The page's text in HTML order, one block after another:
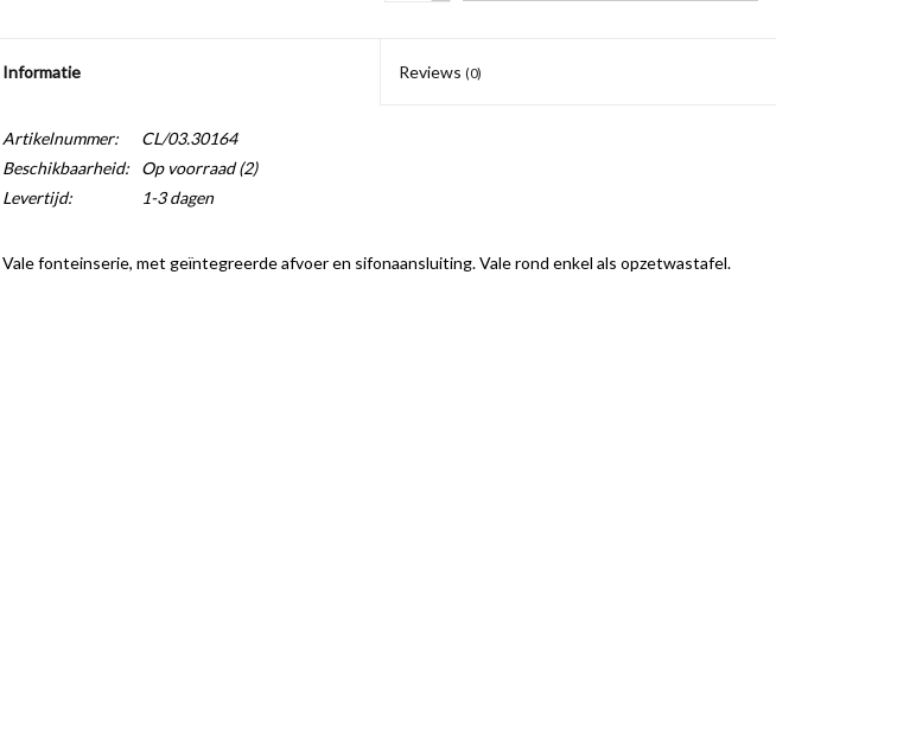
Informatie Reviews (0)
Artikelnummer:
CL/03.30164
Beschikbaarheid:
Op voorraad(2)
Levertijd:
1-3 dagen
Vale fonteinserie, met geïntegreerde afvoer en sifonaansluiting. Vale rond enkel als opzetwastafel.